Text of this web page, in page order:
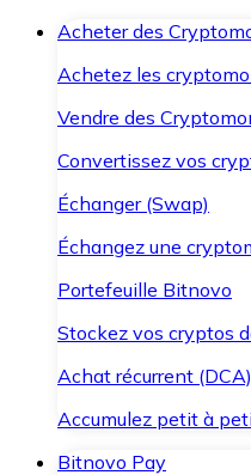
Acheter des
Achetez les
Vendre des
Convertissez vos
Échanger (Swap)
Échangez une
Portefeuille Bitnovo
Stockez vos cryptos
Achat récurrent (DCA)
Accumulez petit à
Bitnovo Pay